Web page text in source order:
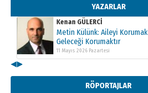
YAZARLAR
11 Mayıs 2026 Pazartesi
Kenan GÜLERCİ
Metin Külünk: Aileyi Korumak
Geleceği Korumaktır
11 Mayıs 2026 Pazartesi
Metin Külünk: Aileyi Korumak
Geleceği Korumaktır
◀▶
RÖPORTAJLAR